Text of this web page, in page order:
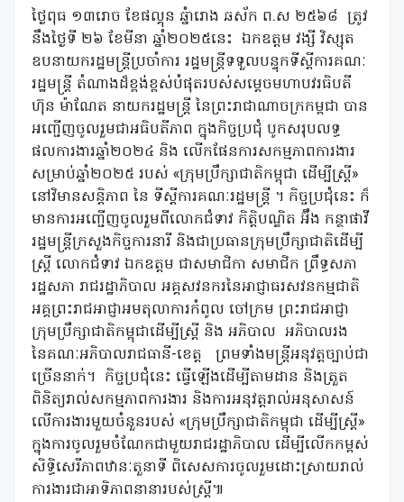
ថ្ងៃពុធ ១៣រោច ខែផល្គុន ឆ្នំារោង ឆស័ក ព.ស ២៥៦៨ ត្រូវ
នឹងថ្ងៃទី ២៦ ខែមីនា ឆ្នាំ២០២៥នេះ ឯកឧត្តម វង្សី វិស្សុត
ឧបនាយករដ្ឋមន្ត្រីប្រចាំការ រដ្ឋមន្ត្រីទទួលបន្ទុកទីស្តីការគណៈ
រដ្ឋមន្ត្រី តំណាងដ៏ខ្ពង់ខ្ពស់បំផុតរបស់សម្តេចមហាបវរធិបតី
ហ៊ុន ម៉ាណែត នាយករដ្ឋមន្ត្រី នៃព្រះរាជាណាចក្រកម្ពជា បាន
អញ្ជើញចូលរួមជាអធិបតីភាព ក្នុងកិច្ចប្រជុំ បូកសរុបលទ្ធ
ផលការងារឆ្នាំ២០២៤ និង លើកផែនការសកម្មភាពការងារ
សម្រាប់ឆ្នាំ២០២៥ របស់ «ក្រុមប្រឹក្សាជាតិកម្ពុជា ដើម្បីស្ត្រី»
នៅវិមានសន្តិភាព នៃ ទីស្តីការគណៈរដ្ឋមន្ត្រី ។ កិច្ចប្រជុំនេះ ក៏
មានការអញ្ជើញចូលរួមពីលោកជំទាវ កិត្តិបណ្ឌិត អ៊ឹង កន្ថាផាវី
រដ្ឋមន្ត្រីក្រសួងកិច្ចការនារី និងជាប្រធានក្រុមប្រឹក្សាជាតិដើម្បី
ស្ត្រី លោកជំទាវ ឯកឧត្តម ជាសមាជិកា សមាជិក ព្រឹទ្ធសភា
រដ្ឋសភា រាជរដ្ឋាភិបាល អគ្គសវនករនៃអាជ្ញាធរសវនកម្មជាតិ
អគ្គព្រះរាជអាជ្ញាអមតុលាការកំពូល ចៅក្រម ព្រះរាជអាជ្ញា
ក្រុមប្រឹក្សាជាតិកម្ពុជាដើម្បីស្ត្រី និង អភិបាល អភិបាលរង
នៃគណៈអភិបាលរាជធានី-ខេត្ត ព្រមទាំងមន្រ្តីអនុវត្តច្បាប់ជា
ច្រើននាក់។ កិច្ចប្រជុំនេះ ធ្វើឡើងដើម្បីតាមដាន និងត្រួត
ពិនិត្យរាល់សកម្មភាពការងារ និងការអនុវត្តរាល់អនុសាសន៍
លើការងារមួយចំនួនរបស់ «ក្រុមប្រឹក្សាជាតិកម្ពុជា ដើម្បីស្ត្រី»
ក្នុងការចូលរួមចំណែកជាមួយរាជរដ្ឋាភិបាល ដើម្បីលើកកម្ពស់
សិទ្ធិសេរីភាពឋានៈតួនាទី ពិសេសការចូលរួមដោះស្រាយរាល់
ការងារជាអាទិភាពនានារបស់ស្ត្រី៕